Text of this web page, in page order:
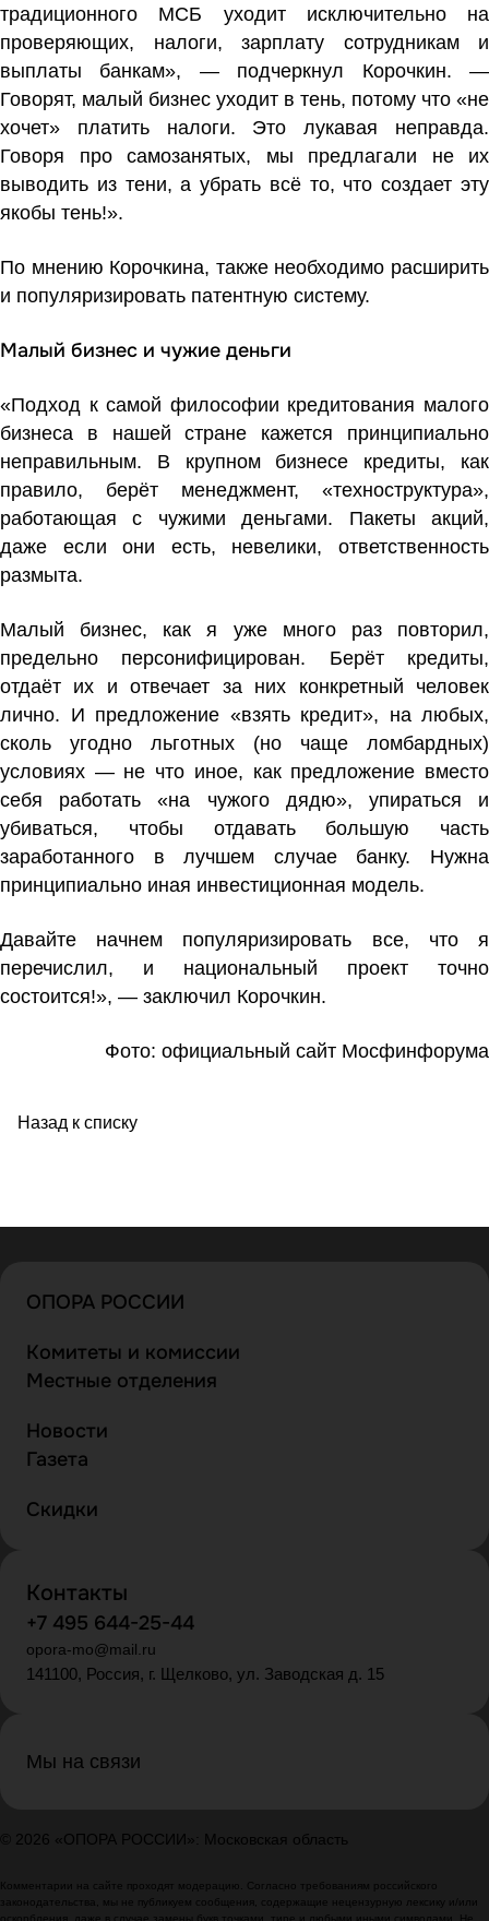
традиционного МСБ уходит исключительно на
проверяющих, налоги, зарплату сотрудникам и
выплаты банкам», — подчеркнул Корочкин. —
Говорят, малый бизнес уходит в тень, потому что «не
хочет» платить налоги. Это лукавая неправда.
Говоря про самозанятых, мы предлагали не их
выводить из тени, а убрать всё то, что создает эту
якобы тень!».
По мнению Корочкина, также необходимо расширить
и популяризировать патентную систему.
Малый бизнес и чужие деньги
«Подход к самой философии кредитования малого
бизнеса в нашей стране кажется принципиально
неправильным. В крупном бизнесе кредиты, как
правило, берёт менеджмент, «техноструктура»,
работающая с чужими деньгами. Пакеты акций,
даже если они есть, невелики, ответственность
размыта.
Малый бизнес, как я уже много раз повторил,
предельно персонифицирован. Берёт кредиты,
отдаёт их и отвечает за них конкретный человек
лично. И предложение «взять кредит», на любых,
сколь угодно льготных (но чаще ломбардных)
условиях — не что иное, как предложение вместо
себя работать «на чужого дядю», упираться и
убиваться, чтобы отдавать большую часть
заработанного в лучшем случае банку. Нужна
принципиально иная инвестиционная модель.
Давайте начнем популяризировать все, что я
перечислил, и национальный проект точно
состоится!», — заключил Корочкин.
Фото: официальный сайт Мосфинфорума
Назад к списку
ОПОРА РОССИИ
Комитеты и комиссии
Местные отделения
Новости
Газета
Скидки
Контакты
+7 495 644-25-44
opora-mo@mail.ru
141100, Россия, г. Щелково, ул. Заводская д. 15
Мы на связи
© 2026 «ОПОРА РОССИИ»: Московская область
Комментарии на сайте проходят модерацию. Согласно требованиям российского
законодательства, мы не публикуем сообщения, содержащие нецензурную лексику и/или
оскорбления, даже в случае замены букв точками, тире и любыми иными символами. Не